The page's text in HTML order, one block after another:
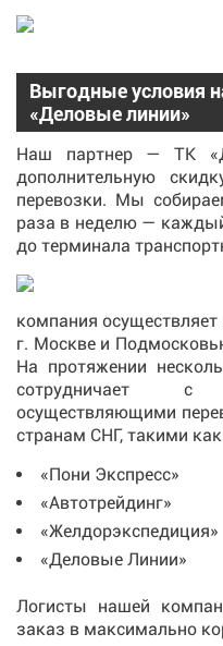
Выгодные условия
«Деловые линии»
Наш партнер — ТК
дополнительную
перевозки. Мы
раза в неделю —
до терминала
компания
г. Москве и
На протяжении
сотрудничает с
осуществляющими
странам СНГ, такими
«Пони Экспресс»
«Автотрейдинг»
«Желдорэкспедиция»
«Деловые Линии»
Логисты нашей
заказ в максимально